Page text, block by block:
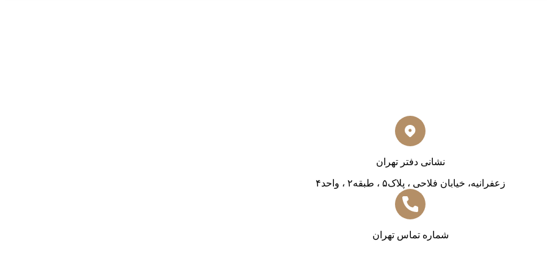
نشانی دفتر تهران
زعفرانیه، خیابان فلاحی ، پلاک۵ ، طبقه۲ ، واحد۴
شماره تماس تهران